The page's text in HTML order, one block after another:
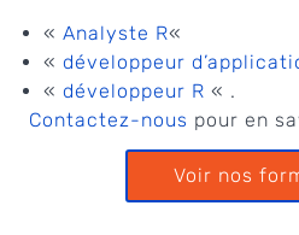
« Analyste R«
« développeur
« développeur R « .
Contactez-nous pour en
Voir nos